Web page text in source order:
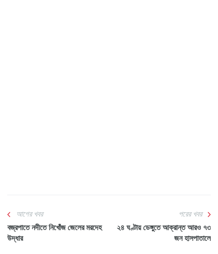
আগের খবর
বজ্রপাতে নদীতে নিখোঁজ জেলের মরদেহ
উদ্ধার
পরের খবর
২৪ ঘণ্টায় ডেঙ্গুতে আক্রান্ত আরও ৭৩
জন হাসপাতালে